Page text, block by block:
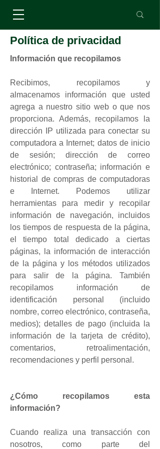
Política de privacidad
Información que recopilamos
Recibimos, recopilamos y
almacenamos información que usted
agrega a nuestro sitio web o que nos
proporciona. Además, recopilamos la
dirección IP utilizada para conectar su
computadora a Internet; datos de inicio
de sesión; dirección de correo
electrónico; contraseña; información e
historial de compras de computadoras
e Internet. Podemos utilizar
herramientas para medir y recopilar
información de navegación, incluidos
los tiempos de respuesta de la página,
el tiempo total dedicado a ciertas
páginas, la información de interacción
de la página y los métodos utilizados
para salir de la página. También
recopilamos información de
identificación personal (incluido
nombre, correo electrónico, contraseña,
medios); detalles de pago (incluida la
información de la tarjeta de crédito),
comentarios, retroalimentación,
recomendaciones y perfil personal.
¿Cómo recopilamos esta
información?
Cuando realiza una transacción con
nosotros, como parte del